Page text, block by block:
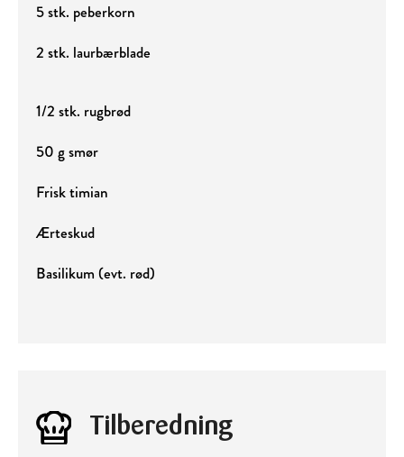
5 stk. peberkorn
2 stk. laurbærblade
1/2 stk. rugbrød
50 g smør
Frisk timian
Ærteskud
Basilikum (evt. rød)
Tilberedning